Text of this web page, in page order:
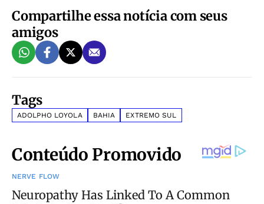
Compartilhe essa notícia com seus
amigos
Tags
ADOLPHO LOYOLA BAHIA EXTREMO SUL